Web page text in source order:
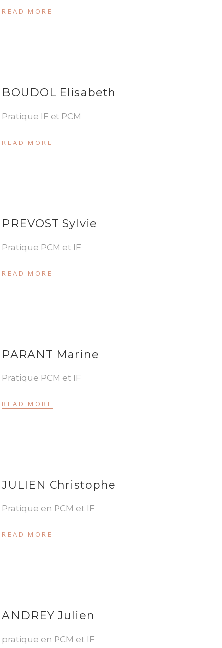
READ MORE
BOUDOL Elisabeth
Pratique IF et PCM
READ MORE
PREVOST Sylvie
Pratique PCM et IF
READ MORE
PARANT Marine
Pratique PCM et IF
READ MORE
JULIEN Christophe
Pratique en PCM et IF
READ MORE
ANDREY Julien
pratique en PCM et IF